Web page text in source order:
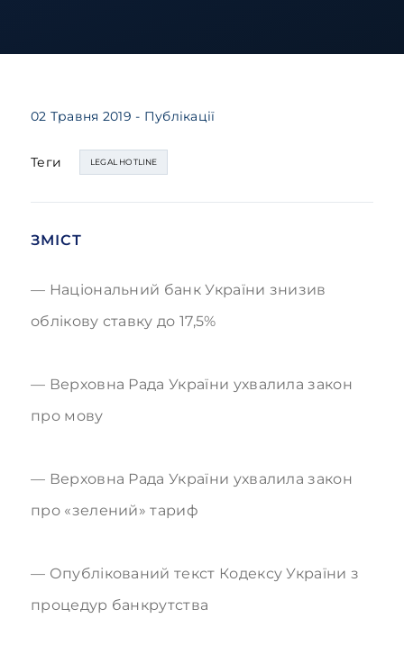
02 Травня 2019 - Публікації
Теги LEGAL HOTLINE
ЗМІСТ
Національний банк України знизив
облікову ставку до 17,5%
Верховна Рада України ухвалила закон
про мову
Верховна Рада України ухвалила закон
про «зелений» тариф
Опублікований текст Кодексу України з
процедур банкрутства